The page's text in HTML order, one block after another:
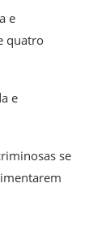
e
quatro
e
se